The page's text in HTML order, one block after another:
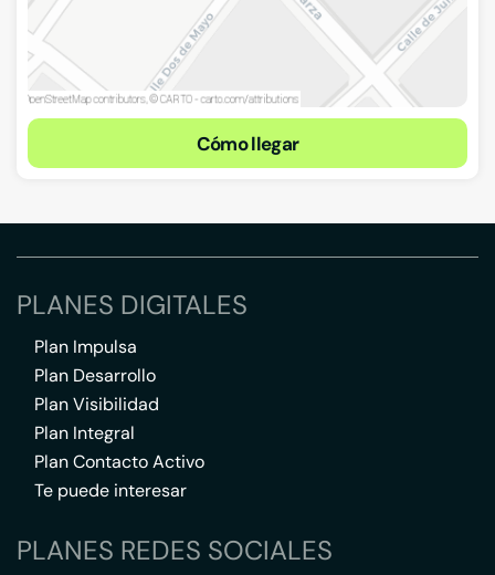
Cómo llegar
PLANES DIGITALES
Plan Impulsa
Plan Desarrollo
Plan Visibilidad
Plan Integral
Plan Contacto Activo
Te puede interesar
PLANES REDES SOCIALES